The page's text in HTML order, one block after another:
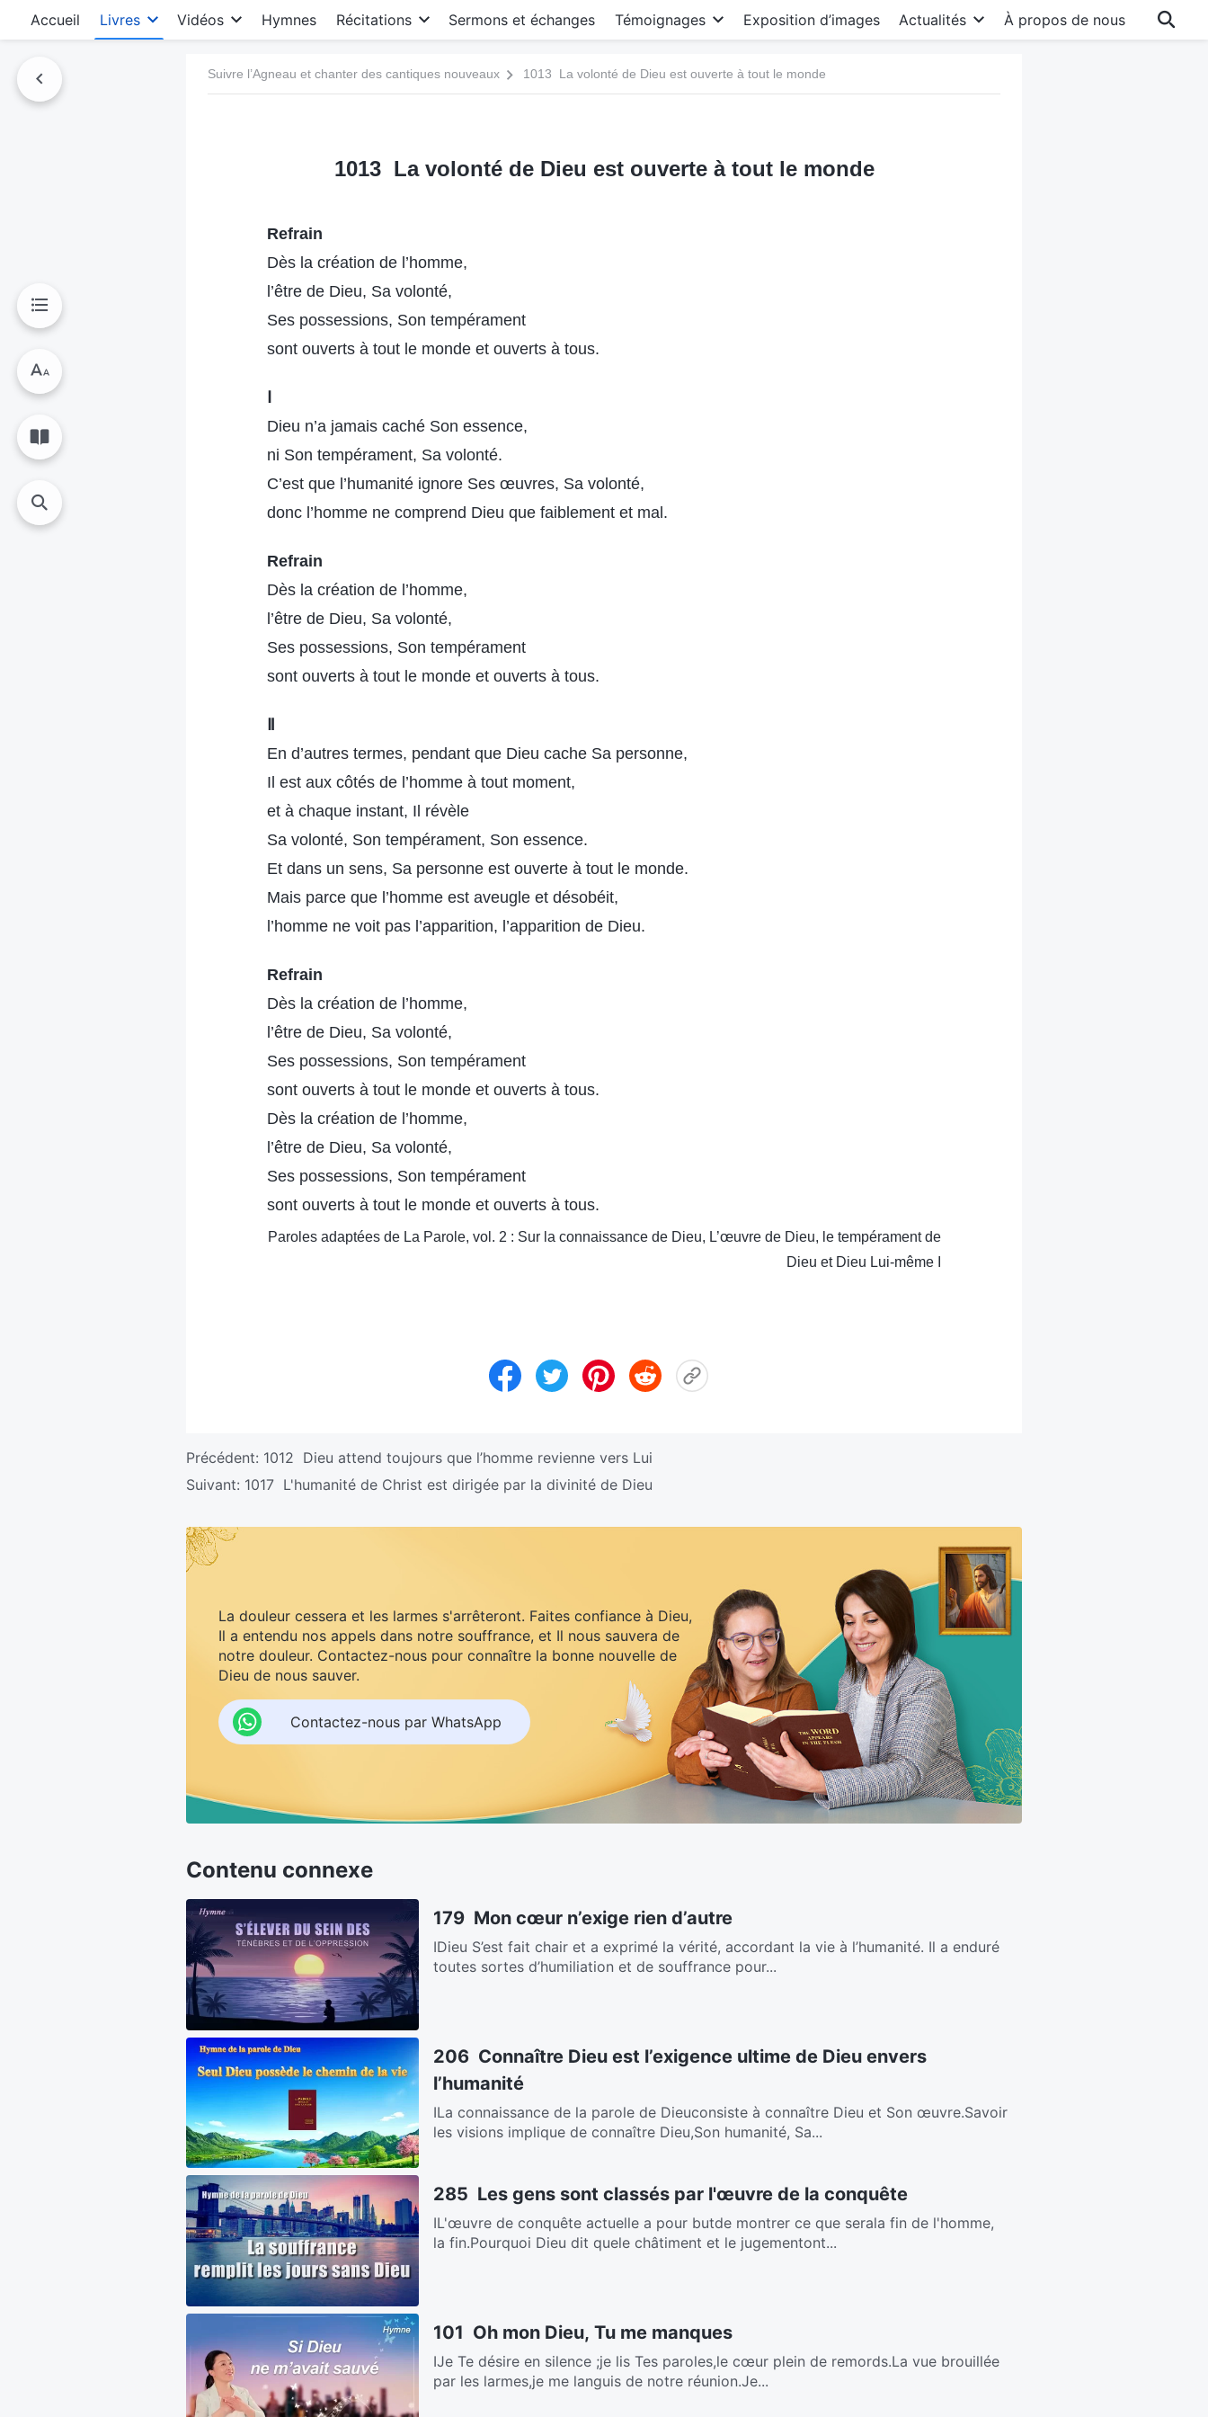
Accueil Livres Vidéos Hymnes Récitations Sermons et échanges Témoignages Exposition d’images Actualités À propos de nous
Suivre l’Agneau et chanter des cantiques nouveaux 1013 La volonté de Dieu est ouverte à tout le monde
1013 La volonté de Dieu est ouverte à tout le monde
Refrain
Dès la création de l’homme,
l’être de Dieu, Sa volonté,
Ses possessions, Son tempérament
sont ouverts à tout le monde et ouverts à tous.
Dieu n’a jamais caché Son essence,
ni Son tempérament, Sa volonté.
C’est que l’humanité ignore Ses œuvres, Sa volonté,
donc l’homme ne comprend Dieu que faiblement et mal.
Refrain
Dès la création de l’homme,
l’être de Dieu, Sa volonté,
Ses possessions, Son tempérament
sont ouverts à tout le monde et ouverts à tous.
En d’autres termes, pendant que Dieu cache Sa personne,
Il est aux côtés de l’homme à tout moment,
et à chaque instant, Il révèle
Sa volonté, Son tempérament, Son essence.
Et dans un sens, Sa personne est ouverte à tout le monde.
Mais parce que l’homme est aveugle et désobéit,
l’homme ne voit pas l’apparition, l’apparition de Dieu.
Refrain
Dès la création de l’homme,
l’être de Dieu, Sa volonté,
Ses possessions, Son tempérament
sont ouverts à tout le monde et ouverts à tous.
Dès la création de l’homme,
l’être de Dieu, Sa volonté,
Ses possessions, Son tempérament
sont ouverts à tout le monde et ouverts à tous.
Paroles adaptées de La Parole, vol. 2 : Sur la connaissance de Dieu, L’œuvre de Dieu, le tempérament de
Dieu et Dieu Lui-même I
Précédent: 1012 Dieu attend toujours que l’homme revienne vers Lui
Suivant: 1017 L'humanité de Christ est dirigée par la divinité de Dieu
La douleur cessera et les larmes s'arrêteront. Faites confiance à Dieu,
Il a entendu nos appels dans notre souffrance, et Il nous sauvera de
notre douleur. Contactez-nous pour connaître la bonne nouvelle de
Dieu de nous sauver.
Contactez-nous par WhatsApp
Contenu connexe
179 Mon cœur n’exige rien d’autre
ⅠDieu S’est fait chair et a exprimé la vérité, accordant la vie à l’humanité. Il a enduré
toutes sortes d’humiliation et de souffrance pour...
206 Connaître Dieu est l’exigence ultime de Dieu envers
l’humanité
ⅠLa connaissance de la parole de Dieuconsiste à connaître Dieu et Son œuvre.Savoir
les visions implique de connaître Dieu,Son humanité, Sa...
285 Les gens sont classés par l'œuvre de la conquête
ⅠL'œuvre de conquête actuelle a pour butde montrer ce que serala fin de l'homme,
la fin.Pourquoi Dieu dit quele châtiment et le jugementont...
101 Oh mon Dieu, Tu me manques
ⅠJe Te désire en silence ;je lis Tes paroles,le cœur plein de remords.La vue brouillée
par les larmes,je me languis de notre réunion.Je...